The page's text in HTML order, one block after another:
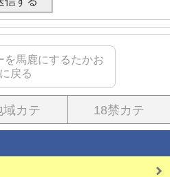
を馬鹿にするたかお
に戻る
域カテ 18禁カテ